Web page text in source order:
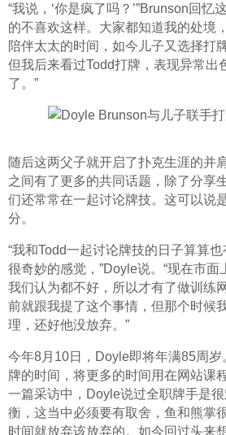
“我说，‘你是疯了吗？’”Brunson回忆
的不喜欢这样。大家都知道我的处境
陪伴太太的时间，如今儿子又选择打
但我后来看过Todd打牌，表现异常出
了。”
随后这两父子就开启了扑克生涯的并
之间有了更多的共同话题，除了分享
们还常常在一起讨论牌技。这可以说
分。
“我和Todd一起讨论牌技的日子算算
很奇妙的感觉，”Doyle说。“现在市面
我们认为都不好，所以才有了做训练
前就跟我提了这个事情，但那个时候
理，还好他没放弃。”
今年8月10日，Doyle即将年满85周
牌的时间，将更多的时间用在网站课
一篇采访中，Doyle说过全职牌手是
衡，这当中必须要有取舍，鱼和熊掌
时间就放弃该放弃的。如今回过头来